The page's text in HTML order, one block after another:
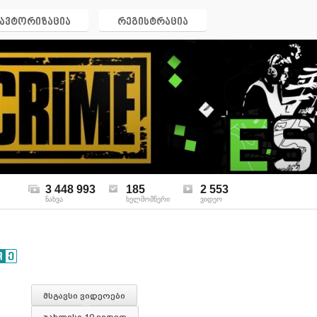
ავტორიზაცია რეგისტრაცია
3 448 993
ნახვა
185
ხელმომწერი
2 553
ვიდეო
მსგავსი ვიდეოები